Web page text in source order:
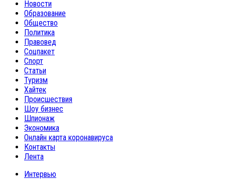
Новости
Образование
Общество
Политика
Правовед
Соцпакет
Спорт
Статьи
Туризм
Хайтек
Происшествия
Шоу бизнес
Шпионаж
Экономика
Онлайн карта коронавируса
Контакты
Лента
Интервью